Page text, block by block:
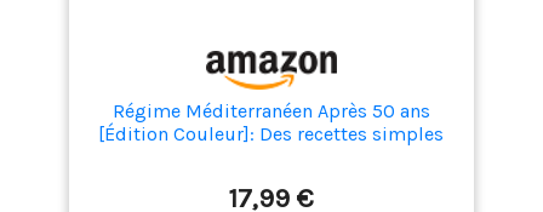
Régime Méditerranéen Après 50 ans
[Édition Couleur]: Des recettes simples
en un rien de temps
17,99 €